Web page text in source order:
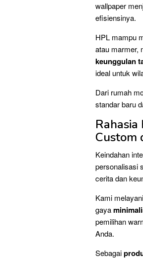
wallpaper
efisiensinya.
HPL mampu
atau marmer,
keunggulan
ideal untuk
Dari rumah
standar baru
Custom
Keindahan
personalisasi
cerita dan
Kami melayani
gaya
pemilihan
Anda.
Sebagai